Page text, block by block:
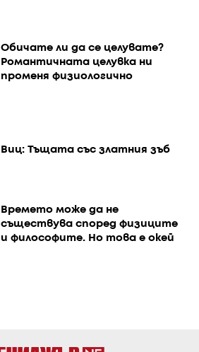
Обичате ли да се целувате?
Романтичната целувка ни
променя физиологично
Виц: Тъщата със златния зъб
Времето може да не
съществува според физиците
и философите. Но това е окей